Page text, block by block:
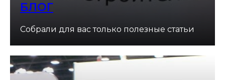
БЛОГ
Собрали для вас только полезные статьи